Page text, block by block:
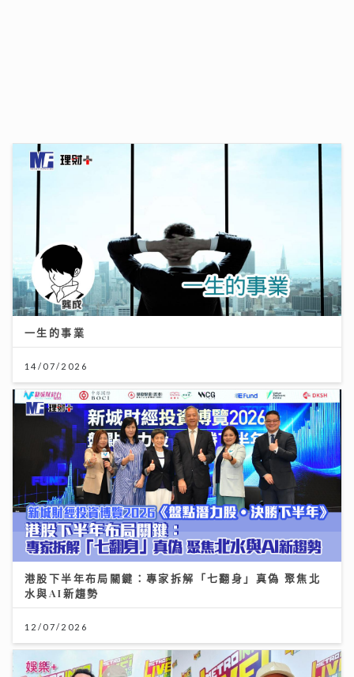
一生的事業
14/07/2026
港股下半年布局關鍵：專家拆解「七翻身」真偽 聚焦北
水與AI新趨勢
12/07/2026